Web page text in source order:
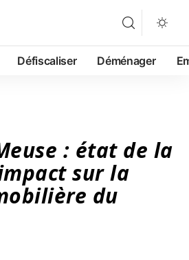
Défiscaliser Déménager
: état de la
sur la
du